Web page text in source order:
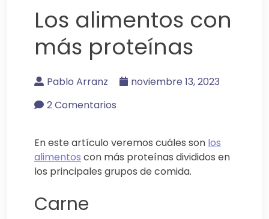
Los alimentos con
más proteínas
Pablo Arranz
noviembre 13, 2023
2 Comentarios
En este artículo veremos cuáles son los
alimentos con más proteínas divididos en
los principales grupos de comida.
Carne